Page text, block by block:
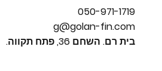
050-971-1719
g@golan-fin.com
בית רם. השחם 36, פתח תקווה.